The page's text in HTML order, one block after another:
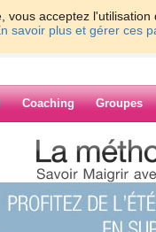
vous acceptez
savoir plus et gérer ces
Coaching Groupes
>
de